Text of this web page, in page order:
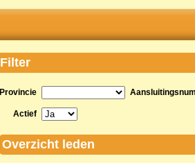
Filter
Provincie
Actief
Overzicht leden